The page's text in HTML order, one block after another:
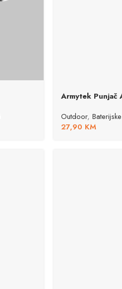
Armytek Punjač
Outdoor,
27,90 KM